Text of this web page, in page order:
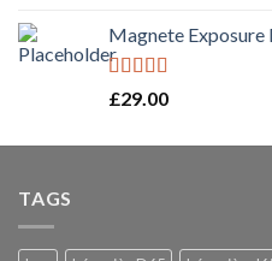
Magnete Exposure
Rated5.00
£29.00
TAGS